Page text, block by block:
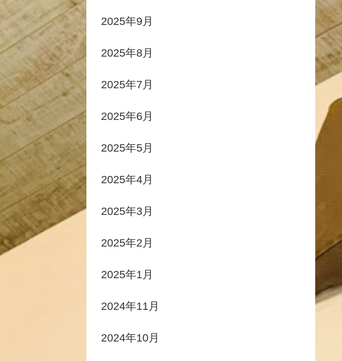
2025年9月
2025年8月
2025年7月
2025年6月
2025年5月
2025年4月
2025年3月
2025年2月
2025年1月
2024年11月
2024年10月